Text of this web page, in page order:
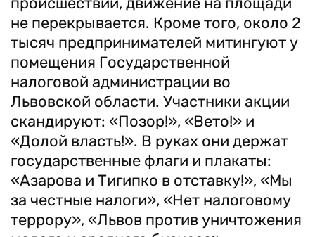
не перекрывается. Кроме того, около 2
тысяч предпринимателей митингуют у
помещения Государственной
налоговой администрации во
Львовской области. Участники акции
скандируют: «Позор!», «Вето!» и
«Долой власть!». В руках они держат
государственные флаги и плакаты:
«Азарова и Тигипко в отставку!», «Мы
за честные налоги», «Нет налоговому
террору», «Львов против уничтожения